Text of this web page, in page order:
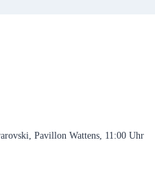
Pavillon Wattens, 11:00 Uhr